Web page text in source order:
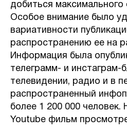
добиться максимального
Особое внимание было
вариативности
распространению ее на
Информация была
телеграмм- и инстаграм-
телевидении, радио и в
распространенный
более 1 200 000
Youtube фильм